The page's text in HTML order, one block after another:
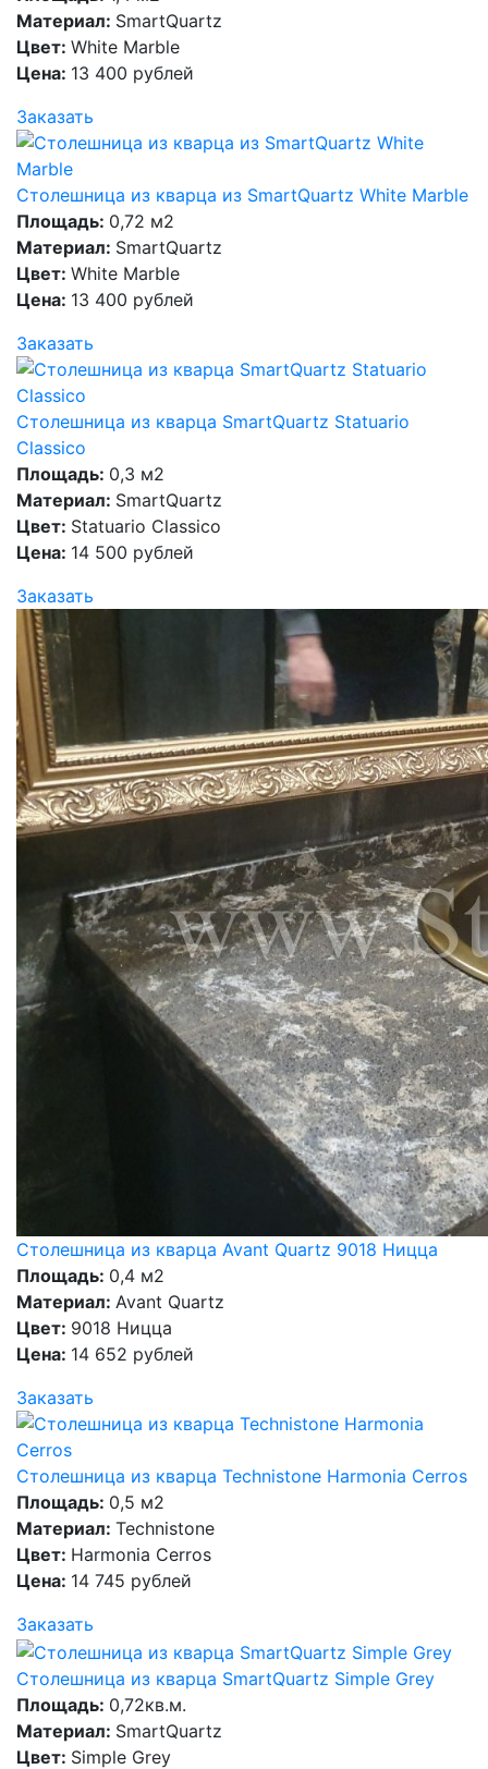
Материал: SmartQuartz
Цвет: White Marble
Цена: 13 400 рублей
Заказать
Столешница из кварца из SmartQuartz White Marble
Площадь: 0,72 м2
Материал: SmartQuartz
Цвет: White Marble
Цена: 13 400 рублей
Заказать
Столешница из кварца SmartQuartz Statuario
Classico
Площадь: 0,3 м2
Материал: SmartQuartz
Цвет: Statuario Classico
Цена: 14 500 рублей
Заказать
Столешница из кварца Avant Quartz 9018 Ницца
Площадь: 0,4 м2
Материал: Avant Quartz
Цвет: 9018 Ницца
Цена: 14 652 рублей
Заказать
Столешница из кварца Technistone Harmonia Cerros
Площадь: 0,5 м2
Материал: Technistone
Цвет: Harmonia Cerros
Цена: 14 745 рублей
Заказать
Столешница из кварца SmartQuartz Simple Grey
Площадь: 0,72кв.м.
Материал: SmartQuartz
Цвет: Simple Grey